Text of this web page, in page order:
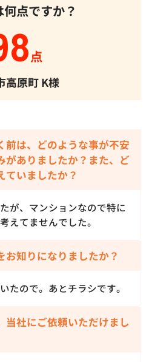
点ですか？
点
高原町K様
前は、どのような事が不安
がありましたか？また、ど
ていましたか？
が、マンションなので特に
えてませんでした。
お知りになりましたか？
たので。あとチラシです。
当社にご依頼いただけまし